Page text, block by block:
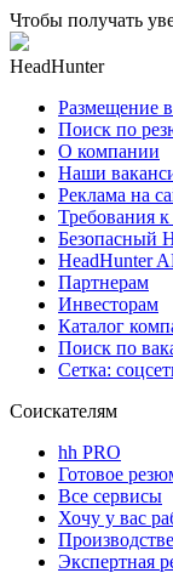
Чтобы получать
HeadHunter
Размещение
Поиск по
О компании
Наши
Реклама на
Требования
Безопасный
HeadHunter
Партнерам
Инвесторам
Каталог
Поиск по
Сетка:
Соискателям
hh PRO
Готовое
Все сервисы
Хочу у вас
Экспертная